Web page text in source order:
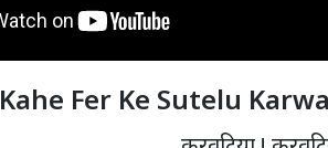
Kahe Fer Ke Sutelu